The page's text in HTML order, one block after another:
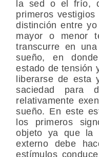
la sed o el frío,
primeros
distinción entre
mayor o menor
transcurre en
sueño, en
estado de tensión
liberarse de esta
saciedad para
relativamente
sueño. En este
los primeros
objeto ya que la
externo debe
estímulos